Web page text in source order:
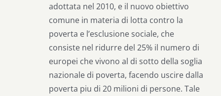
adottata nel 2010, e il nuovo obiettivo
comune in materia di lotta contro la
poverta e l’esclusione sociale, che
consiste nel ridurre del 25% il numero di
europei che vivono al di sotto della soglia
nazionale di poverta, facendo uscire dalla
poverta piu di 20 milioni di persone. Tale